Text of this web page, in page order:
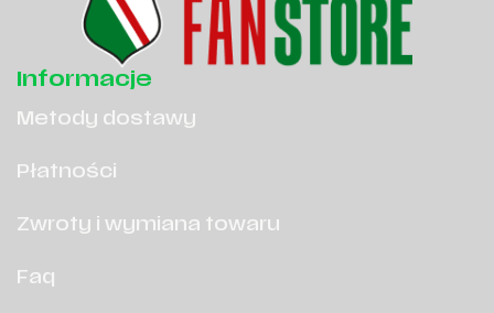
Informacje
Metody dostawy
Płatności
Zwroty i wymiana towaru
Faq